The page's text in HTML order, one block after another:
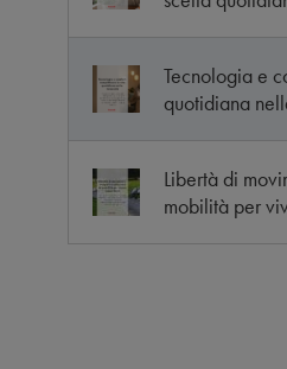
Tecnologia e
quotidiana
Libertà di
mobilità per